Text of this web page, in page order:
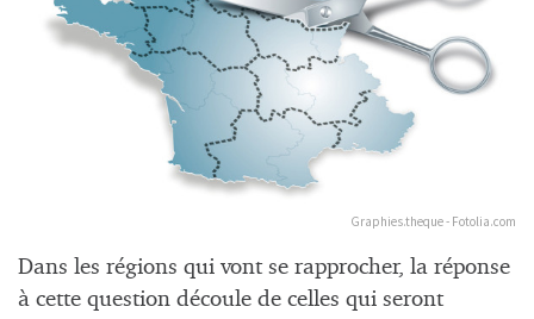
Graphies.theque - Fotolia.com
Dans les régions qui vont se rapprocher, la réponse
à cette question découle de celles qui seront